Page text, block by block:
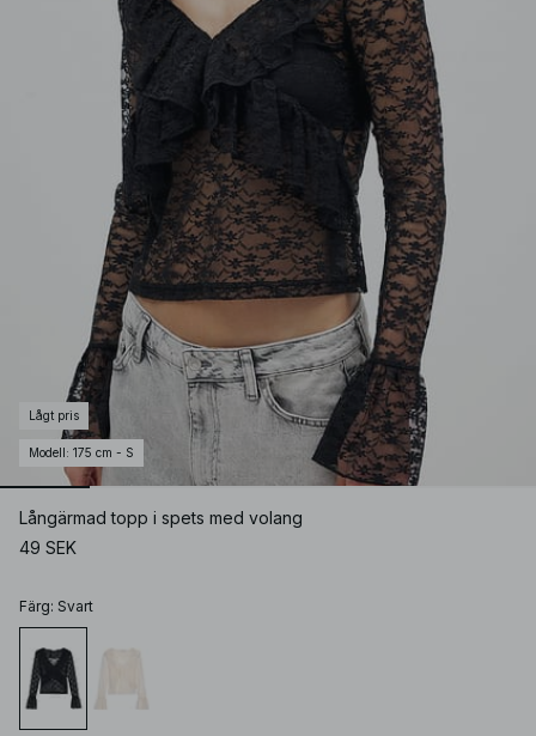
Lågt pris
Modell : 175 cm - S
Långärmad topp i spets med volang
49 SEK
Färg: Svart